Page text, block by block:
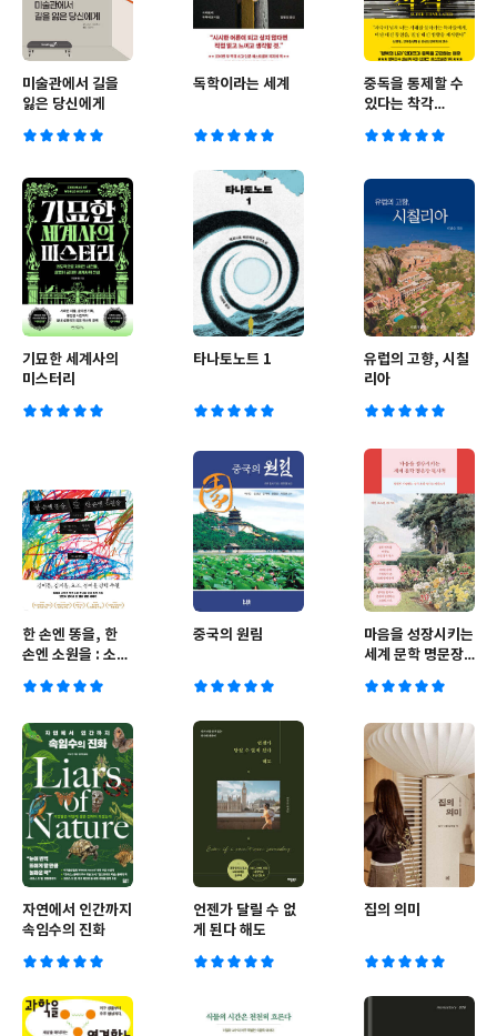
미술관에서 길을
잃은 당신에게
독학이라는 세계
중독을 통제할 수
있다는 착각
STIMULATED)
기묘한 세계사의
미스터리
타나토노트 1
유럽의 고향, 시칠
리아
한 손엔 똥을, 한
손엔 소원을 : 소네
중국의 원림
마음을 성장시키는
세계 문학 명문장
자연에서 인간까지
속임수의 진화
언젠가 달릴 수 없
게 된다 해도
집의 의미